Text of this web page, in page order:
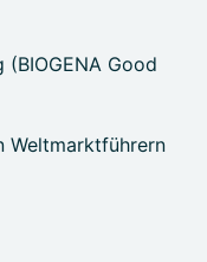
Good
Weltmarktführern